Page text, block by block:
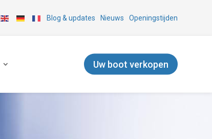
Blog & updates Nieuws Openingstijden
Uw boot verkopen